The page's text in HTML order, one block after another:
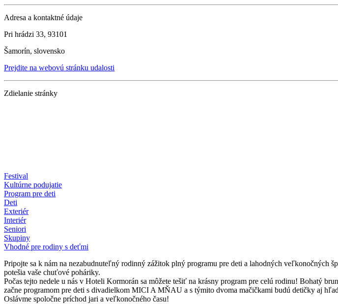
Adresa a kontaktné údaje
Pri hrádzi 33, 93101
Šamorín, slovensko
Prejdite na webovú stránku udalosti
Zdielanie stránky
Festival
Kultúrne podujatie
Program pre deti
Deti
Exteriér
Interiér
Seniori
Skupiny
Vhodné pre rodiny s deťmi
Pripojte sa k nám na nezabudnuteľný rodinný zážitok plný programu pre deti a lahodných
potešia vaše chuťové poháriky.
Počas tejto nedele u nás v Hoteli Kormorán sa môžete tešiť na krásny program pre celú rodinu! Bohatý
začne programom pre deti s divadielkom MICI A MŇAU a s týmito dvoma mačičkami budú detičky aj
Oslávme spoločne príchod jari a veľkonočného času!